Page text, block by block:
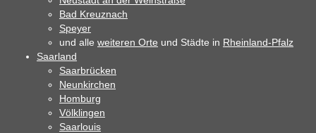
Bad Kreuznach
Speyer
und alle weiteren Orte und Städte in Rheinland-Pfalz
Saarland
Saarbrücken
Neunkirchen
Homburg
Völklingen
Saarlouis